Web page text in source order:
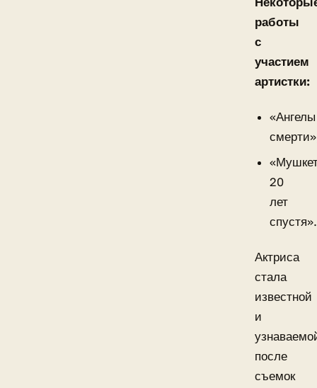
работы
с
участием
артистки:
«Ангелы
20
лет
спустя».
Актриса
стала
известной
и
после
съемок